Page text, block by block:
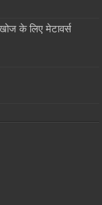
के लिए मेटावर्स